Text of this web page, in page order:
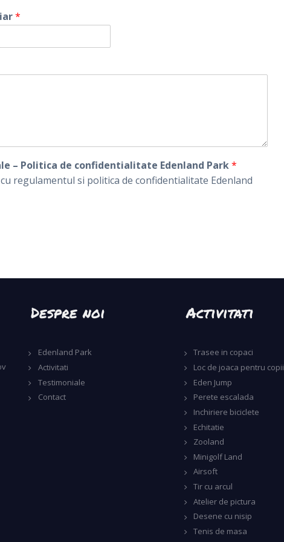
*
– Politica de confidentialitate Edenland Park*
regulamentul si politica de confidentialitate Edenland
Despre noi
Edenland Park
Activitati
Testimoniale
Contact
Activitati
Trasee in copaci
Loc de joaca pentru copii
Eden Jump
Perete escalada
Inchiriere biciclete
Echitatie
Zooland
Minigolf Land
Airsoft
Tir cu arcul
Atelier de pictura
Desene cu nisip
Tenis de masa